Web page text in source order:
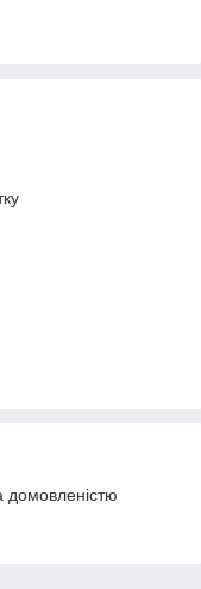
домовленістю